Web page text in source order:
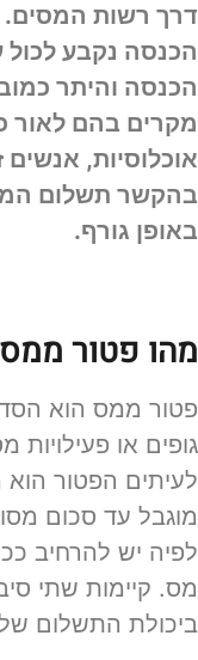
דרך רשות
הכנסה נקבע לכול
הכנסה והיתר
מקרים בהם לאור
אוכלוסיות,
בהקשר תשלום
באופן גורף.
מהו פטור ממס
פטור ממס הוא
גופים או
לעיתים הפטור
מוגבל עד סכום
לפיה יש להרחיב
מס. קיימות שתי
ביכולת התשלום